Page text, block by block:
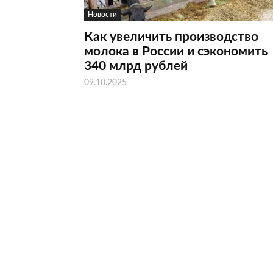
Новости
Как увеличить производство
молока в России и сэкономить
340 млрд рублей
09.10.2025